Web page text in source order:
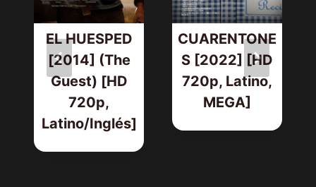
EL HUESPED
[2014] (The
Guest) [HD
720p,
Latino/Inglés]
CUARENTONE
S [2022] [HD
720p, Latino,
MEGA]